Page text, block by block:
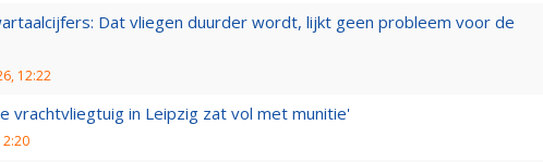
Dat vliegen duurder wordt, lijkt geen probleem voor de
12:22
vrachtvliegtuig in Leipzig zat vol met munitie'